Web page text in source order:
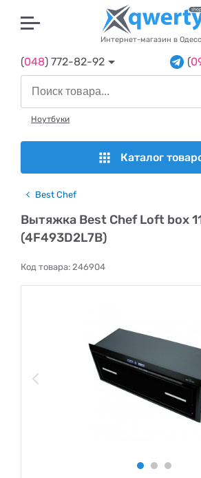
Интернет-магазин в
(048) 772-82-92 (
Ноутбуки
Каталог
Best Chef
Вытяжка Best Chef Loft box
(4F493D2L7B)
Код товара: 246904